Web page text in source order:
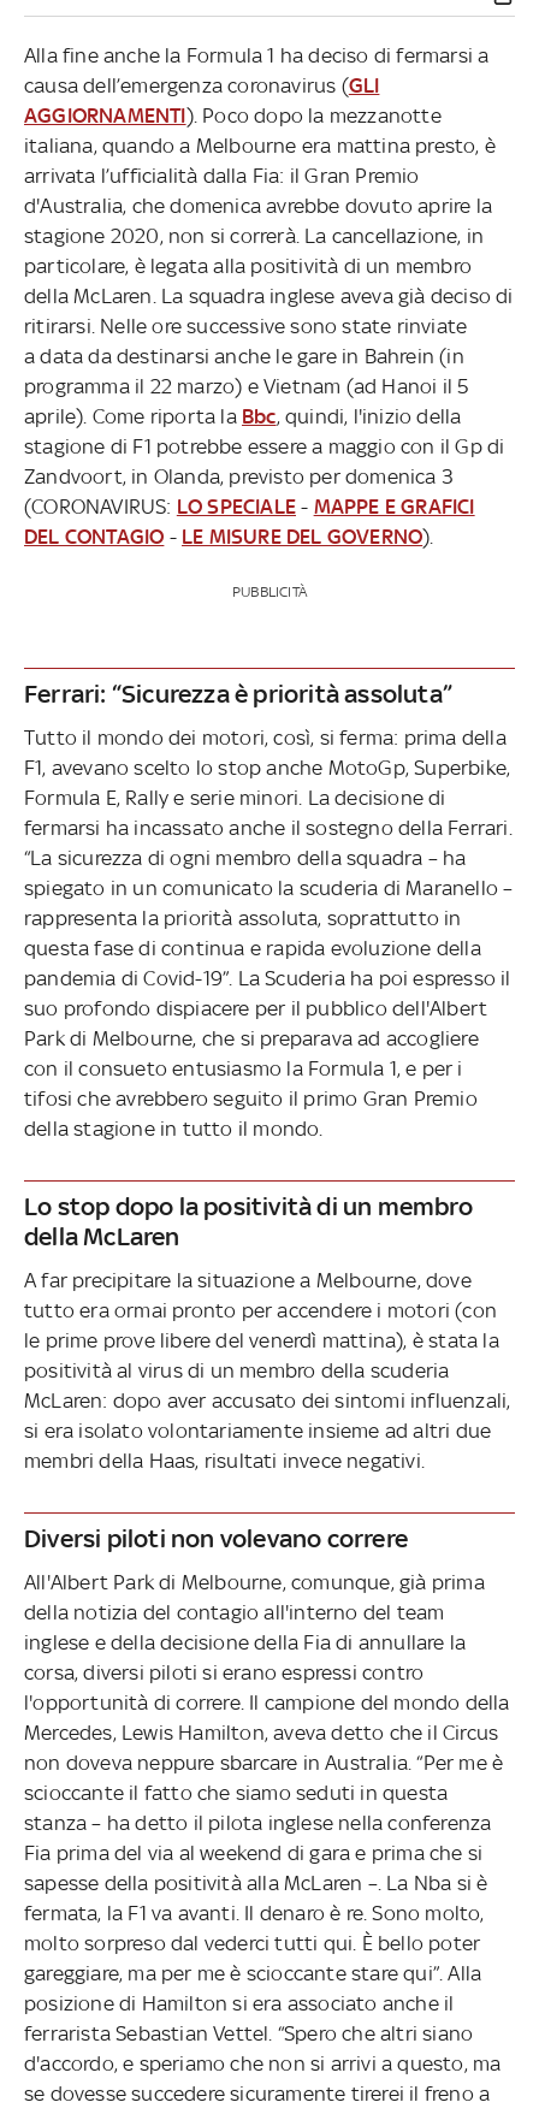
Alla fine anche la Formula 1 ha deciso di fermarsi a
causa dell’emergenza coronavirus (GLI
AGGIORNAMENTI). Poco dopo la mezzanotte
italiana, quando a Melbourne era mattina presto, è
arrivata l’ufficialità dalla Fia: il Gran Premio
d'Australia, che domenica avrebbe dovuto aprire la
stagione 2020, non si correrà. La cancellazione, in
particolare, è legata alla positività di un membro
della McLaren. La squadra inglese aveva già deciso di
ritirarsi. Nelle ore successive sono state rinviate
a data da destinarsi anche le gare in Bahrein (in
programma il 22 marzo) e Vietnam (ad Hanoi il 5
aprile). Come riporta la Bbc, quindi, l'inizio della
stagione di F1 potrebbe essere a maggio con il Gp di
Zandvoort, in Olanda, previsto per domenica 3
(CORONAVIRUS: LO SPECIALE - MAPPE E GRAFICI
DEL CONTAGIO - LE MISURE DEL GOVERNO).
PUBBLICITÀ
Ferrari: “Sicurezza è priorità assoluta”
Tutto il mondo dei motori, così, si ferma: prima della
F1, avevano scelto lo stop anche MotoGp, Superbike,
Formula E, Rally e serie minori. La decisione di
fermarsi ha incassato anche il sostegno della Ferrari.
“La sicurezza di ogni membro della squadra – ha
spiegato in un comunicato la scuderia di Maranello –
rappresenta la priorità assoluta, soprattutto in
questa fase di continua e rapida evoluzione della
pandemia di Covid-19”. La Scuderia ha poi espresso il
suo profondo dispiacere per il pubblico dell'Albert
Park di Melbourne, che si preparava ad accogliere
con il consueto entusiasmo la Formula 1, e per i
tifosi che avrebbero seguito il primo Gran Premio
della stagione in tutto il mondo.
Lo stop dopo la positività di un membro
della McLaren
A far precipitare la situazione a Melbourne, dove
tutto era ormai pronto per accendere i motori (con
le prime prove libere del venerdì mattina), è stata la
positività al virus di un membro della scuderia
McLaren: dopo aver accusato dei sintomi influenzali,
si era isolato volontariamente insieme ad altri due
membri della Haas, risultati invece negativi.
Diversi piloti non volevano correre
All'Albert Park di Melbourne, comunque, già prima
della notizia del contagio all'interno del team
inglese e della decisione della Fia di annullare la
corsa, diversi piloti si erano espressi contro
l'opportunità di correre. Il campione del mondo della
Mercedes, Lewis Hamilton, aveva detto che il Circus
non doveva neppure sbarcare in Australia. “Per me è
scioccante il fatto che siamo seduti in questa
stanza – ha detto il pilota inglese nella conferenza
Fia prima del via al weekend di gara e prima che si
sapesse della positività alla McLaren –. La Nba si è
fermata, la F1 va avanti. Il denaro è re. Sono molto,
molto sorpreso dal vederci tutti qui. È bello poter
gareggiare, ma per me è scioccante stare qui”. Alla
posizione di Hamilton si era associato anche il
ferrarista Sebastian Vettel. “Spero che altri siano
d'accordo, e speriamo che non si arrivi a questo, ma
se dovesse succedere sicuramente tirerei il freno a